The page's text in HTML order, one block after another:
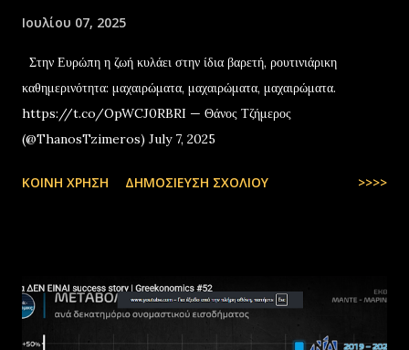
Ιουλίου 07, 2025
Στην Ευρώπη η ζωή κυλάει στην ίδια βαρετή, ρουτινιάρικη
καθημερινότητα: μαχαιρώματα, μαχαιρώματα, μαχαιρώματα.
https://t.co/OpWCJ0RBRI — Θάνος Τζήμερος
(@ThanosTzimeros) July 7, 2025
ΚΟΙΝΉ ΧΡΉΣΗ ΔΗΜΟΣΊΕΥΣΗ ΣΧΟΛΊΟΥ >>>>